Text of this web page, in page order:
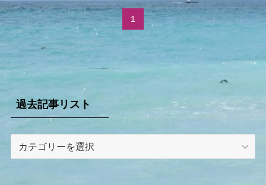
1
過去記事リスト